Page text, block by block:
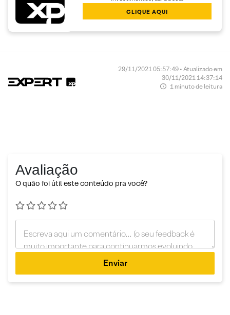
CLIQUE AQUI
29/11/2021 05:57:49 • Atualizado em
30/11/2021 14:37:14
1 minuto de leitura
Avaliação
O quão foi útil este conteúdo pra você?
Enviar